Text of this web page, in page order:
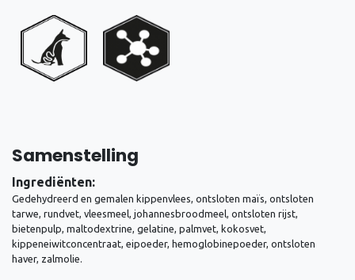
Samenstelling
Ingrediënten:
Gedehydreerd en gemalen kippenvlees, ontsloten maïs, ontsloten
tarwe, rundvet, vleesmeel, johannesbroodmeel, ontsloten rijst,
bietenpulp, maltodextrine , gelatine, palmvet, kokosvet,
kippeneiwitconcentraat, eipoeder, hemoglobinepoeder, ontsloten
haver, zalmolie.